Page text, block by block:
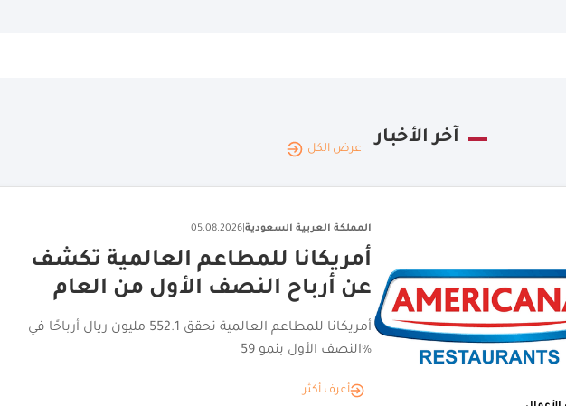
آخر الأخبار
عرض الكل
اختتام جولة الامتياز التجاري بالباحة
تجارية مانحة